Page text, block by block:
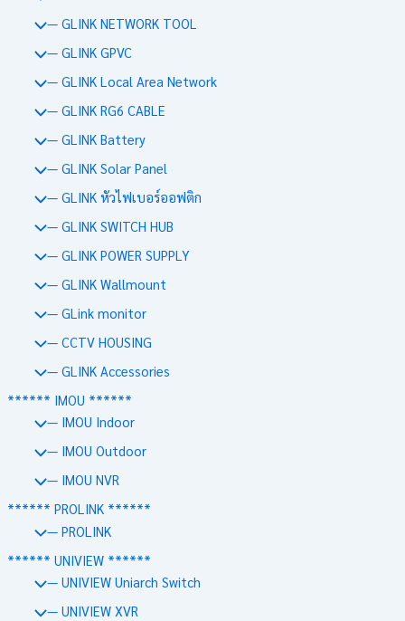
— GLINK NETWORK TOOL
— GLINK GPVC
— GLINK Local Area Network
— GLINK RG6 CABLE
— GLINK Battery
— GLINK Solar Panel
— GLINK หัวไฟเบอร์ออฟติก
— GLINK SWITCH HUB
— GLINK POWER SUPPLY
— GLINK Wallmount
— GLink monitor
— CCTV HOUSING
— GLINK Accessories
****** IMOU ******
— IMOU Indoor
— IMOU Outdoor
— IMOU NVR
****** PROLINK ******
— PROLINK
****** UNIVIEW ******
— UNIVIEW Uniarch Switch
— UNIVIEW XVR